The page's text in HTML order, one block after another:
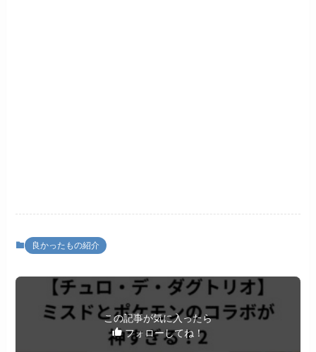
良かったもの紹介
この記事が気に入ったら
フォローしてね！